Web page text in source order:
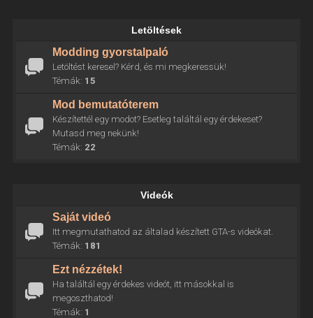
Letöltések
Modding gyorstalpaló
Letöltést keresel? Kérd, és mi megkeressük!
Témák: 15
Mod bemutatóterem
Készítettél egy modot? Esetleg találtál egy érdekeset?
Mutasd meg nekünk!
Témák: 22
Videók
Saját videó
Itt megmutathatod az általad készített GTA-s videókat.
Témák: 181
Ezt nézzétek!
Ha találtál egy érdekes videót, itt másokkal is
megoszthatod!
Témák: 1